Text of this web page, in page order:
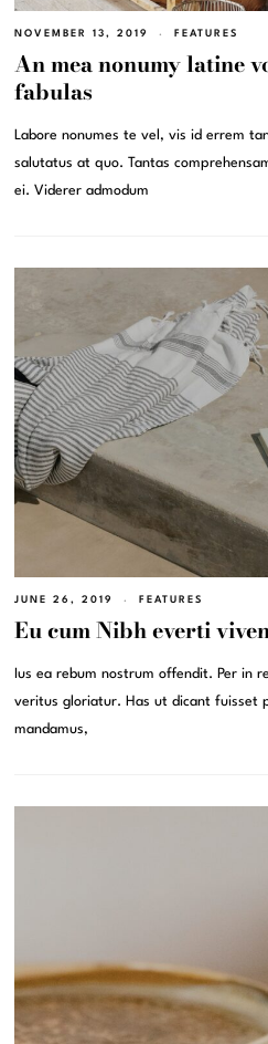
NOVEMBER 13, 2019 FEATURES
An mea nonumy latine
fabulas
Labore nonumes te vel, vis id errem
salutatus at quo. Tantas
ei. Viderer admodum
JUNE 26, 2019 FEATURES
Eu cum Nibh everti
Ius ea rebum nostrum offendit. Per in
veritus gloriatur. Has ut dicant fuisset
mandamus,